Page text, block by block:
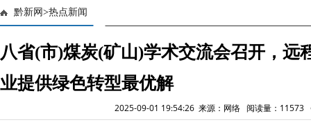
黔新网 >热点新闻
八省(市)煤炭(矿山)学术交流会召开，远
业提供绿色转型最优解
2025-09-01 19:54:26 来源：网络 阅读量：11573